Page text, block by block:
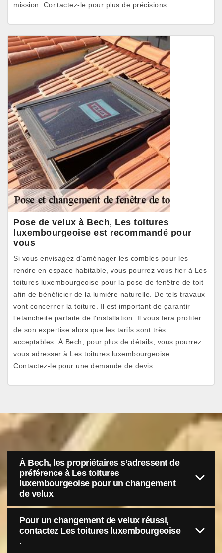
mission. Contactez-le pour plus de précisions.
Pose de velux à Bech, Les toitures
luxembourgeoise est recommandé pour
vous
Si vous envisagez d’aménager les combles pour les
rendre en espace habitable, vous pourrez vous fier à Les
toitures luxembourgeoise pour la pose de fenêtre de toit
afin de bénéficier de la lumière naturelle. De tels travaux
vont concerner la toiture. Il est important de garantir
l’étanchéité parfaite de l’installation. Il vous fera profiter
de son expertise alors que les tarifs sont très
acceptables. À Bech, pour plus de détails, vous pourrez
vous adresser à Les toitures luxembourgeoise .
Contactez-le pour une demande de devis.
À Bech, les propriétaires s’adressent de
préférence à Les toitures
luxembourgeoise pour un changement
de velux
Pour un changement de velux réussi,
contactez Les toitures luxembourgeoise
.